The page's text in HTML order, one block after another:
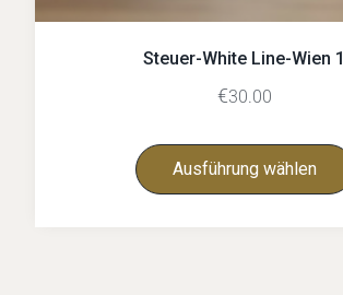
Steuer-White Line-Wien 1
€30.00
Ausführung wählen